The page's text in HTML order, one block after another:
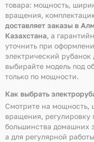
товара: мощность,
вращения,
доставляет заказы в
Казахстана, а
уточнить при
электрический
выбирайте модель под
только по мощности.
Как выбрать
Смотрите на мощность,
вращения, регулировку
большинства домашних
а для регулярной